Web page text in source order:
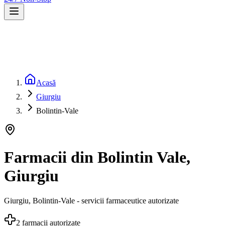
Acasă
Giurgiu
Bolintin-Vale
Farmacii din Bolintin Vale,
Giurgiu
Giurgiu, Bolintin-Vale - servicii farmaceutice autorizate
2 farmacii autorizate